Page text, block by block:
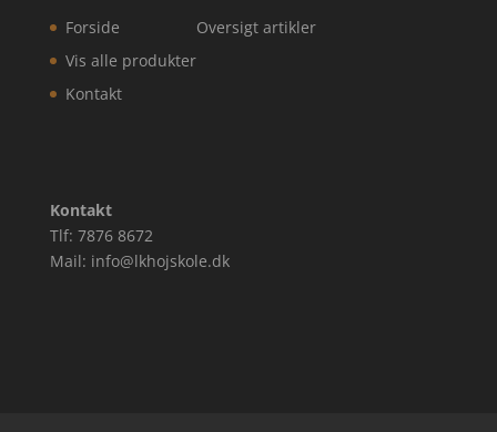
Forside
Vis alle produkter
Kontakt
Oversigt artikler
Kontakt
Tlf: 7876 8672
Mail: info@lkhojskole.dk